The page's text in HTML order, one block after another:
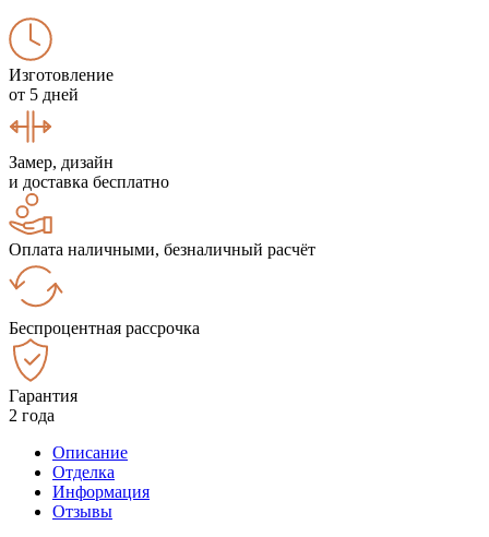
Изготовление
от 5 дней
Замер, дизайн
и доставка бесплатно
Оплата наличными, безналичный расчёт
Беспроцентная рассрочка
Гарантия
2 года
Описание
Отделка
Информация
Отзывы